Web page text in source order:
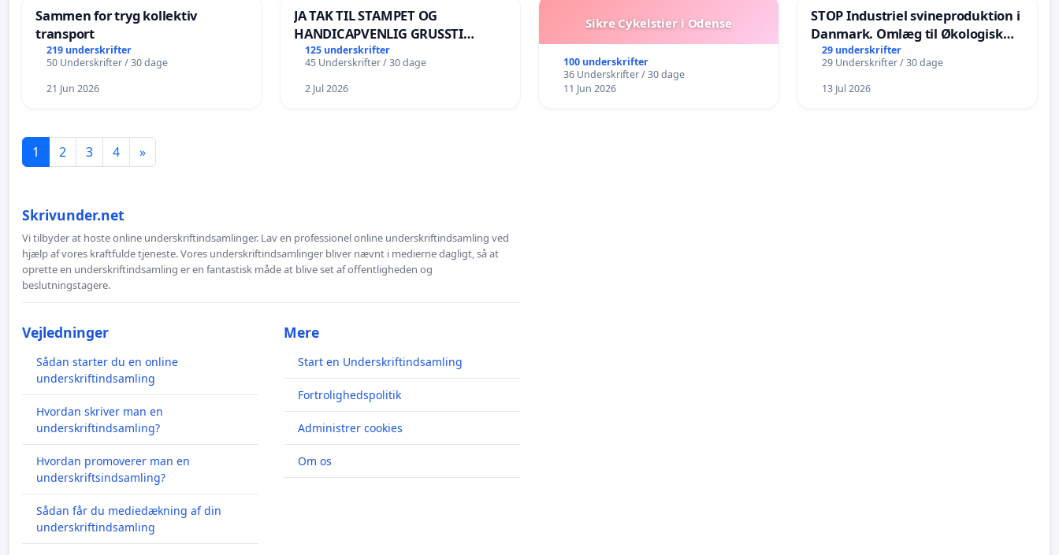
Sammen for tryg kollektiv
transport
219 underskrifter
50 Underskrifter / 30 dage
21 Jun 2026
JA TAK TIL STAMPET OG
HANDICAPVENLIG GRUSSTI
LANGS SØENS KANT! NEJ TIL
BOARDWALK VÆK FRA SØEN
125 underskrifter
45 Underskrifter / 30 dage
2 Jul 2026
Sikre Cykelstier i Odense
100 underskrifter
36 Underskrifter / 30 dage
11 Jun 2026
STOP Industriel svineproduktion i
Danmark. Omlæg til Økologisk
landbrug senest i 2030
29 underskrifter
29 Underskrifter / 30 dage
13 Jul 2026
1 2 3 4 »
Skrivunder.net
Vi tilbyder at hoste online underskriftindsamlinger. Lav en professionel online underskriftindsamling ved
hjælp af vores kraftfulde tjeneste. Vores underskriftindsamlinger bliver nævnt i medierne dagligt, så at
oprette en underskriftindsamling er en fantastisk måde at blive set af offentligheden og
beslutningstagere.
Vejledninger
Sådan starter du en online
underskriftindsamling
Hvordan skriver man en
underskriftindsamling?
Hvordan promoverer man en
underskriftsindsamling?
Sådan får du mediedækning af din
underskriftindsamling
Mere
Start en Underskriftindsamling
Fortrolighedspolitik
Administrer cookies
Om os